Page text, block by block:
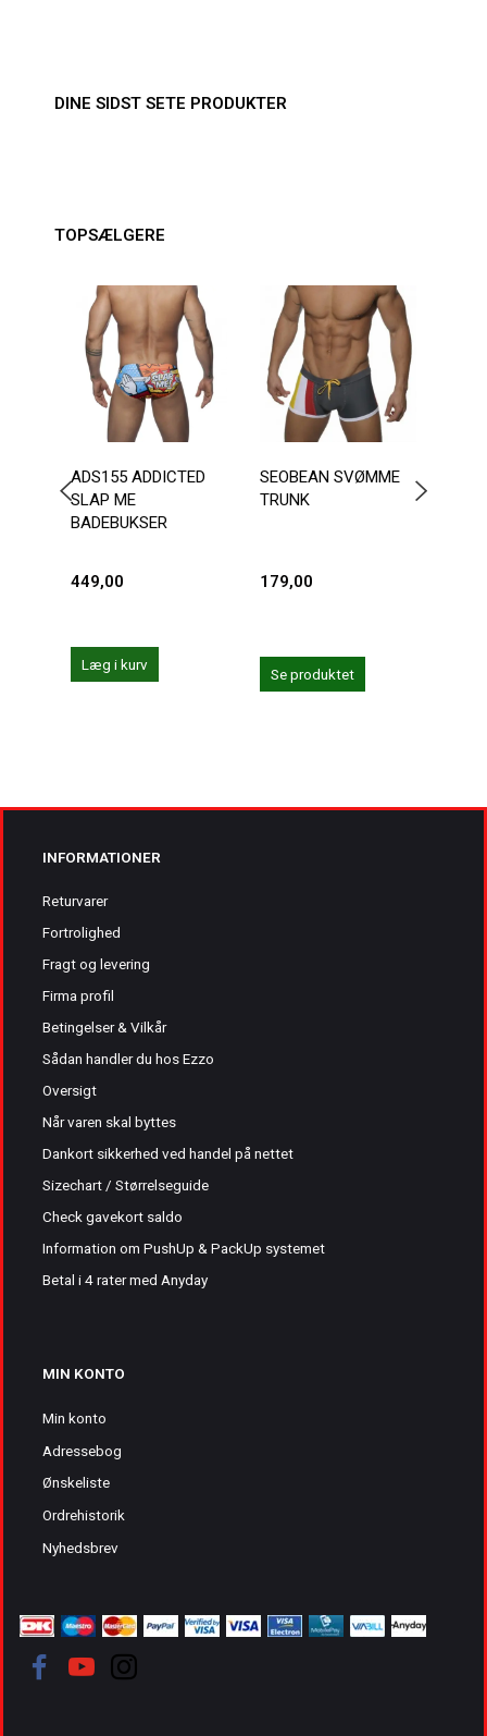
DINE SIDST SETE PRODUKTER
TOPSÆLGERE
ADS155 ADDICTED
SLAP ME
BADEBUKSER
449,00
Læg i kurv
SEOBEAN SVØMME
TRUNK
179,00
Se produktet
INFORMATIONER
Returvarer
Fortrolighed
Fragt og levering
Firma profil
Betingelser & Vilkår
Sådan handler du hos Ezzo
Oversigt
Når varen skal byttes
Dankort sikkerhed ved handel på nettet
Sizechart / Størrelseguide
Check gavekort saldo
Information om PushUp & PackUp systemet
Betal i 4 rater med Anyday
MIN KONTO
Min konto
Adressebog
Ønskeliste
Ordrehistorik
Nyhedsbrev